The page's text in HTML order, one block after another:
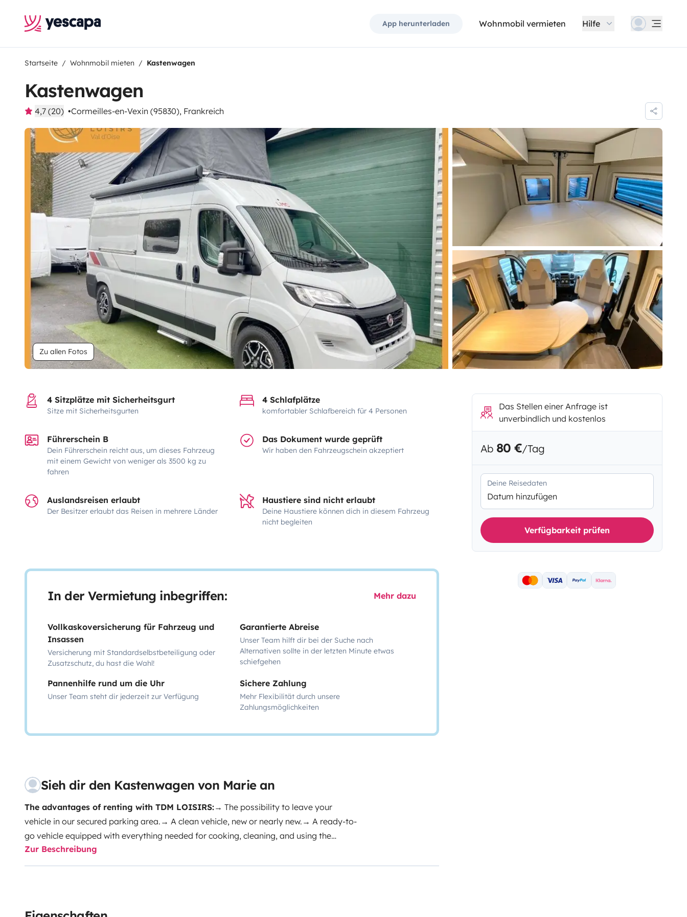
App herunterladen Wohnmobil vermieten Hilfe
Startseite Wohnmobil mieten Kastenwagen
Kastenwagen
4,7 (20) Cormeilles-en-Vexin (95830), Frankreich
Zu allen Fotos
4 Sitzplätze mit Sicherheitsgurt
Sitze mit Sicherheitsgurten
4 Schlafplätze
komfortabler Schlafbereich für 4 Personen
Führerschein B
Dein Führerschein reicht aus, um dieses Fahrzeug
mit einem Gewicht von weniger als 3500 kg zu
fahren
Das Dokument wurde geprüft
Wir haben den Fahrzeugschein akzeptiert
Auslandsreisen erlaubt
Der Besitzer erlaubt das Reisen in mehrere Länder
Haustiere sind nicht erlaubt
Deine Haustiere können dich in diesem Fahrzeug
nicht begleiten
In der Vermietung inbegriffen: Mehr dazu
Vollkaskoversicherung für Fahrzeug und
Insassen
Versicherung mit Standardselbstbeteiligung oder
Zusatzschutz, du hast die Wahl!
Garantierte Abreise
Unser Team hilft dir bei der Suche nach
Alternativen sollte in der letzten Minute etwas
schiefgehen
Pannenhilfe rund um die Uhr
Unser Team steht dir jederzeit zur Verfügung
Sichere Zahlung
Mehr Flexibilität durch unsere
Zahlungsmöglichkeiten
Sieh dir den Kastenwagen von Marie an
The advantages of renting with TDM LOISIRS:→ The possibility to leave your
vehicle in our secured parking area. → A clean vehicle, new or nearly new. → A ready-to-
go vehicle equipped with everything needed for cooking, cleaning, and using the
vehicle.→ Competitive pricing.
complete explanations of how the vehicle works.→ Telephone / video assistance in
Zur Beschreibung
Das Stellen einer Anfrage ist
unverbindlich und kostenlos
Ab 80 €/Tag
Deine Reisedaten
Datum hinzufügen
Verfügbarkeit prüfen